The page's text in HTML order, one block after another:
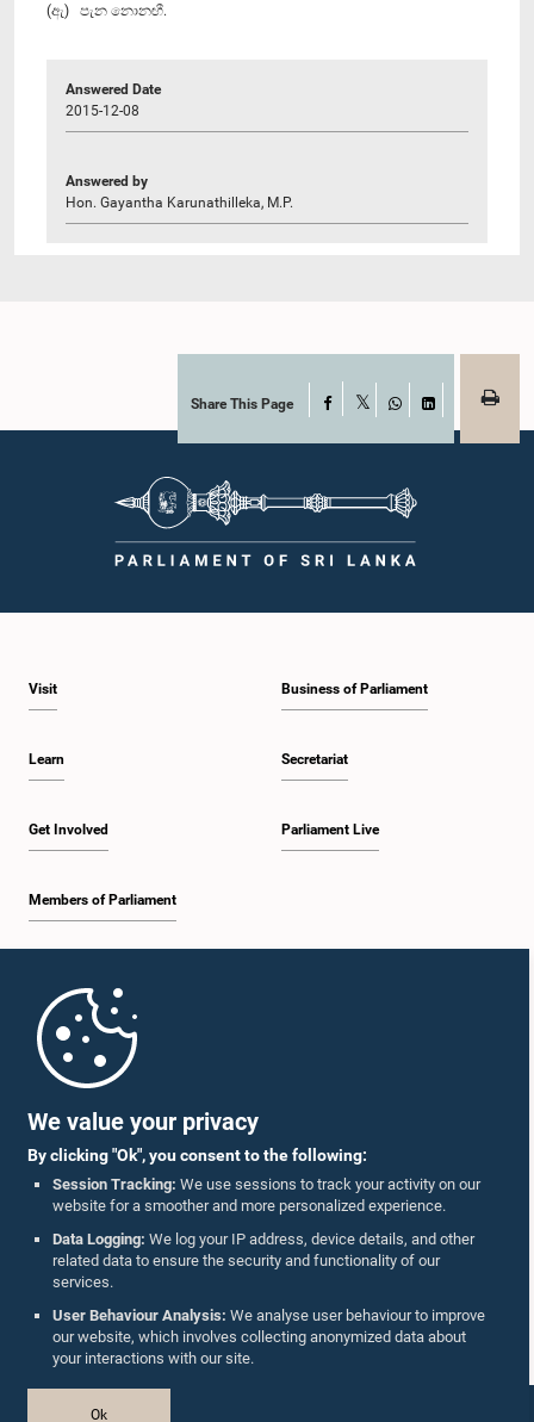
We value your privacy
By clicking "Ok", you consent to the following:
Session Tracking: We use sessions to track your activity on our
website for a smoother and more personalized experience.
Data Logging: We log your IP address, device details, and other
related data to ensure the security and functionality of our
services.
User Behaviour Analysis: We analyse user behaviour to improve
our website, which involves collecting anonymized data about
your interactions with our site.
Ok
(ඇ) පැන නොනඟී.
Answered Date
2015-12-08
Answered by
Hon. Gayantha Karunathilleka, M.P.
Share This Page Facebook
WhatsAppLinkedIn
Visit
Learn
Get Involved
Members of Parliament
Business of Parliament
Secretariat
Parliament Live
Parliament Mobile App
Follow Us On :
Accolades
Privacy Policy